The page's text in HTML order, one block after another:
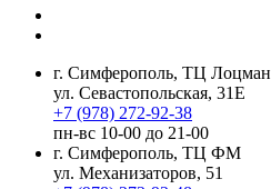
г. Симферополь, ТЦ Лоцман
ул. Севастопольская, 31Е
+7 (978) 272-92-38
пн-вс 10-00 до 21-00
г. Симферополь, ТЦ ФМ
ул. Механизаторов, 51